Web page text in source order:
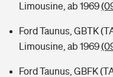
Limousine, ab 1969
Ford Taunus, GBTK
Limousine, ab 1969
Ford Taunus, GBFK